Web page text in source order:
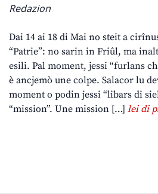
Redazion
Dai 14 ai 18 di Mai no steit a
“Patrie”: no sarin in Friûl, ma
esili. Pal moment, jessi “furlans
è ancjemò une colpe. Salacor lu
moment o podin jessi “libars di
“mission”. Une mission […]lei di